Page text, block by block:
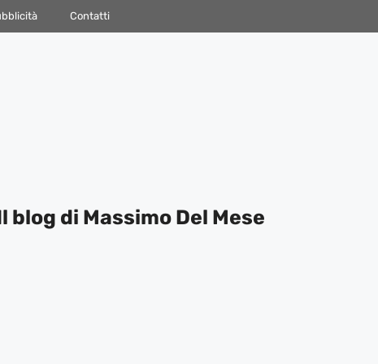
Contatti
blog di Massimo Del Mese